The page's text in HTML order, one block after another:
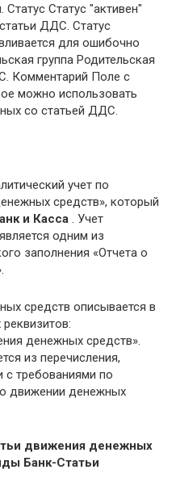
Статус "активен"
ДДС. Статус
для ошибочно
группа Родительская
Комментарий Поле с
можно использовать
со статьей ДДС.
учет по
средств», который
и Касса . Учет
одним из
заполнения «Отчета о
средств описывается в
денежных средств».
из перечисления,
с требованиями по
о движении денежных
движения денежных
Банк-Статьи